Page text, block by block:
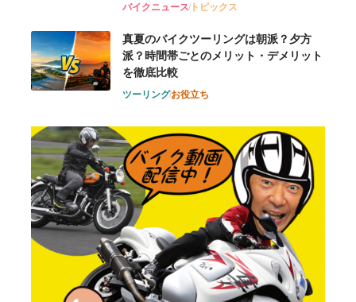
バイクニューストピックス
真夏のバイクツーリングは朝派？夕方
派？時間帯ごとのメリット・デメリット
を徹底比較
ツーリングお役立ち